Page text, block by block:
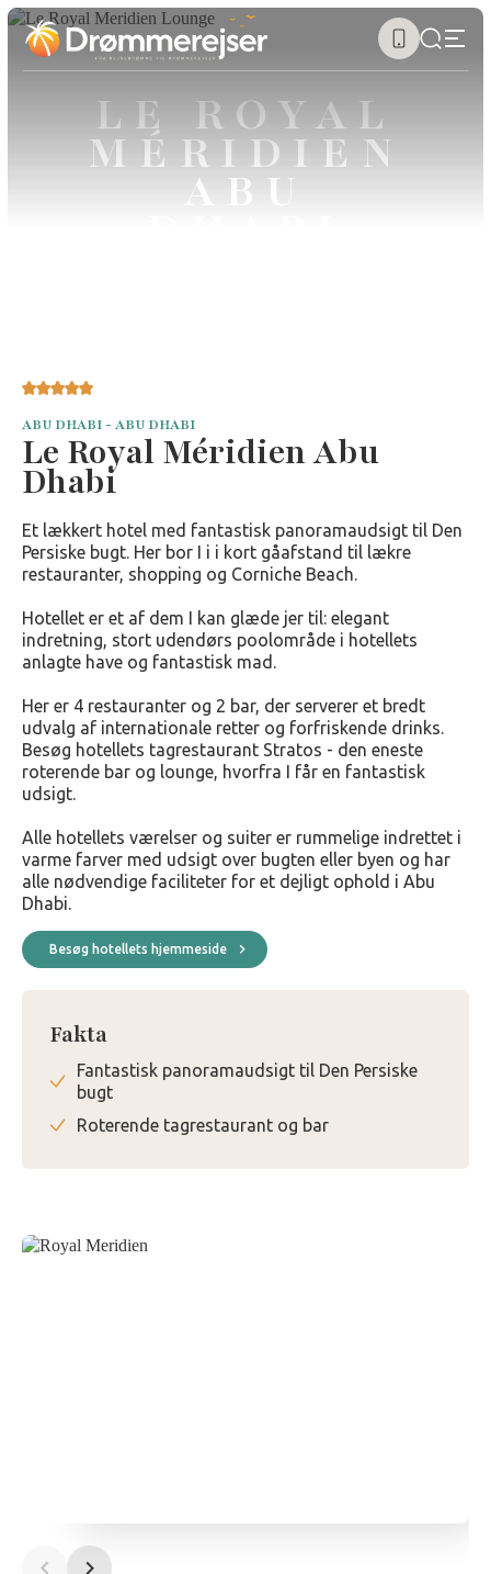
LE ROYAL
MÉRIDIEN
ABU
ABU DHABI - ABU DHABI
Le Royal Méridien Abu
Dhabi
Et lækkert hotel med fantastisk panoramaudsigt til Den
Persiske bugt. Her bor I i i kort gåafstand til lækre
restauranter, shopping og Corniche Beach.
Hotellet er et af dem I kan glæde jer til: elegant
indretning, stort udendørs poolområde i hotellets
anlagte have og fantastisk mad.
Her er 4 restauranter og 2 bar, der serverer et bredt
udvalg af internationale retter og forfriskende drinks.
Besøg hotellets tagrestaurant Stratos - den eneste
roterende bar og lounge, hvorfra I får en fantastisk
udsigt.
Alle hotellets værelser og suiter er rummelige indrettet i
varme farver med udsigt over bugten eller byen og har
alle nødvendige faciliteter for et dejligt ophold i Abu
Dhabi.
Besøg hotellets hjemmeside
Fakta
Fantastisk panoramaudsigt til Den Persiske
bugt
Roterende tagrestaurant og bar